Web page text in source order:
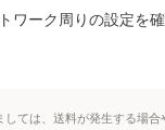
ワーク周りの設定を
ては、送料が発生する場合